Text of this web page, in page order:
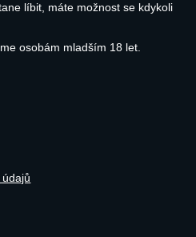
líbit, máte možnost se kdykoli
osobám mladším 18 let.